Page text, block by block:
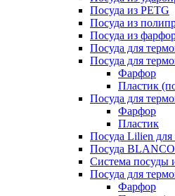
Посуда из PETG
Посуда из
Посуда из
Посуда для
Посуда для
Фарфор
Пластик
Посуда для
Фарфор
Пластик
Посуда Lilien
Посуда
Система посуды
Посуда для
Фарфор